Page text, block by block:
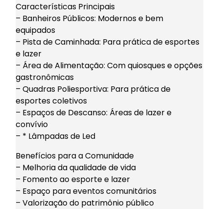
Características Principais
– Banheiros Públicos: Modernos e bem
equipados
– Pista de Caminhada: Para prática de esportes
e lazer
– Área de Alimentação: Com quiosques e opções
gastronômicas
– Quadras Poliesportiva: Para prática de
esportes coletivos
– Espaços de Descanso: Áreas de lazer e
convívio
– * Lâmpadas de Led
Benefícios para a Comunidade
– Melhoria da qualidade de vida
– Fomento ao esporte e lazer
– Espaço para eventos comunitários
– Valorização do patrimônio público